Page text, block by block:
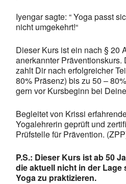
Iyengar sagte: “ Yoga passt
nicht umgekehrt!“
Dieser Kurs ist ein nach § 20
anerkannter
zahlt Dir nach erfolgreicher
80% Präsenz) bis zu 50 –
gern vor Kursbeginn bei
Begleitet von Krissi
Yogalehrerin geprüft und
Prüfstelle für Prävention.
P.S.: Dieser Kurs ist ab 50
die aktuell nicht in der Lage
Yoga zu praktizieren.